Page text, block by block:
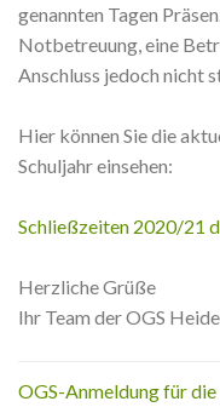
genannten Tagen
Notbetreuung, eine
Anschluss jedoch nicht
Hier können Sie die
Schuljahr einsehen:
Schließzeiten 2020/21
Herzliche Grüße
Ihr Team der OGS
OGS-Anmeldung für die